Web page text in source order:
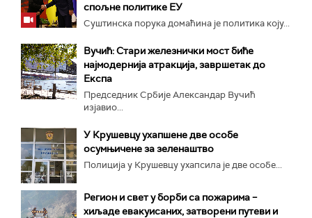
спољне политике ЕУ
Суштинска порука домаћина је политика коју...
Вучић: Стари железнички мост биће
најмодернија атракција, завршетак до
Експа
Председник Србије Александар Вучић
изјавио...
У Крушевцу ухапшене две особе
осумњичене за зеленаштво
Полиција у Крушевцу ухапсила је две особе...
Регион и свет у борби са пожарима –
хиљаде евакуисаних, затворени путеви и